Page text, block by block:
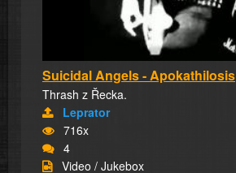
Suicidal Angels - Apokathilosis
Thrash z Řecka.
Leprator
716x
4
Video / Jukebox